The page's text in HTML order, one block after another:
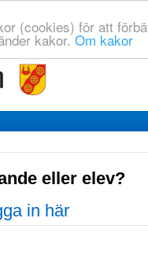
(cookies) för att
kakor.Om kakor
eller elev?
in här